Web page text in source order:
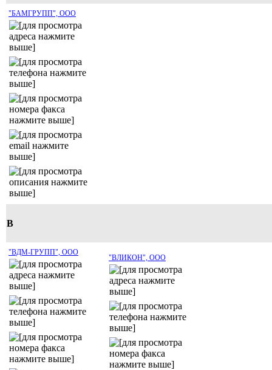
"БАМГРУПП", ООО
В
"ВДМ-ГРУПП", ООО
"ВЛИКОН", ООО